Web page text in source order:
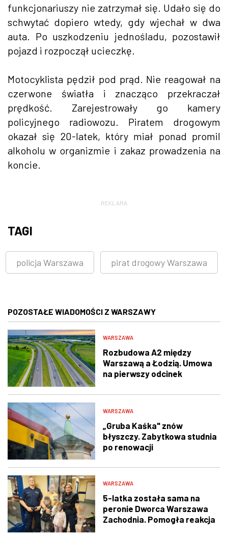
funkcjonariuszy nie zatrzymał się. Udało się do
schwytać dopiero wtedy, gdy wjechał w dwa
auta. Po uszkodzeniu jednośladu, pozostawił
pojazd i rozpoczął ucieczkę.
Motocyklista pędził pod prąd. Nie reagował na
czerwone światła i znacząco przekraczał
prędkość. Zarejestrowały go kamery
policyjnego radiowozu. Piratem drogowym
okazał się 20-latek, który miał ponad promil
alkoholu w organizmie i zakaz prowadzenia na
koncie.
REKLAMA
TAGI
policja Warszawa pirat drogowy Warszawa
POZOSTAŁE WIADOMOŚCI Z WARSZAWY
WARSZAWA
Rozbudowa A2 między
Warszawą a Łodzią. Umowa
na pierwszy odcinek
WARSZAWA
„Gruba Kaśka" znów
błyszczy. Zabytkowa studnia
po renowacji
WARSZAWA
5-latka została sama na
peronie Dworca Warszawa
Zachodnia. Pomogła reakcja